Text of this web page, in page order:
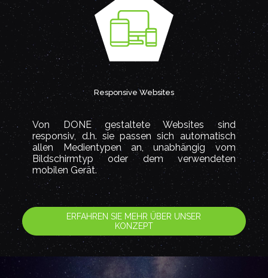
Responsive Websites
Von DONE gestaltete Websites sind
responsiv, d.h. sie passen sich automatisch
allen Medientypen an, unabhängig vom
Bildschirmtyp oder dem verwendeten
mobilen Gerät.
ERFAHREN SIE MEHR ÜBER UNSER
KONZEPT